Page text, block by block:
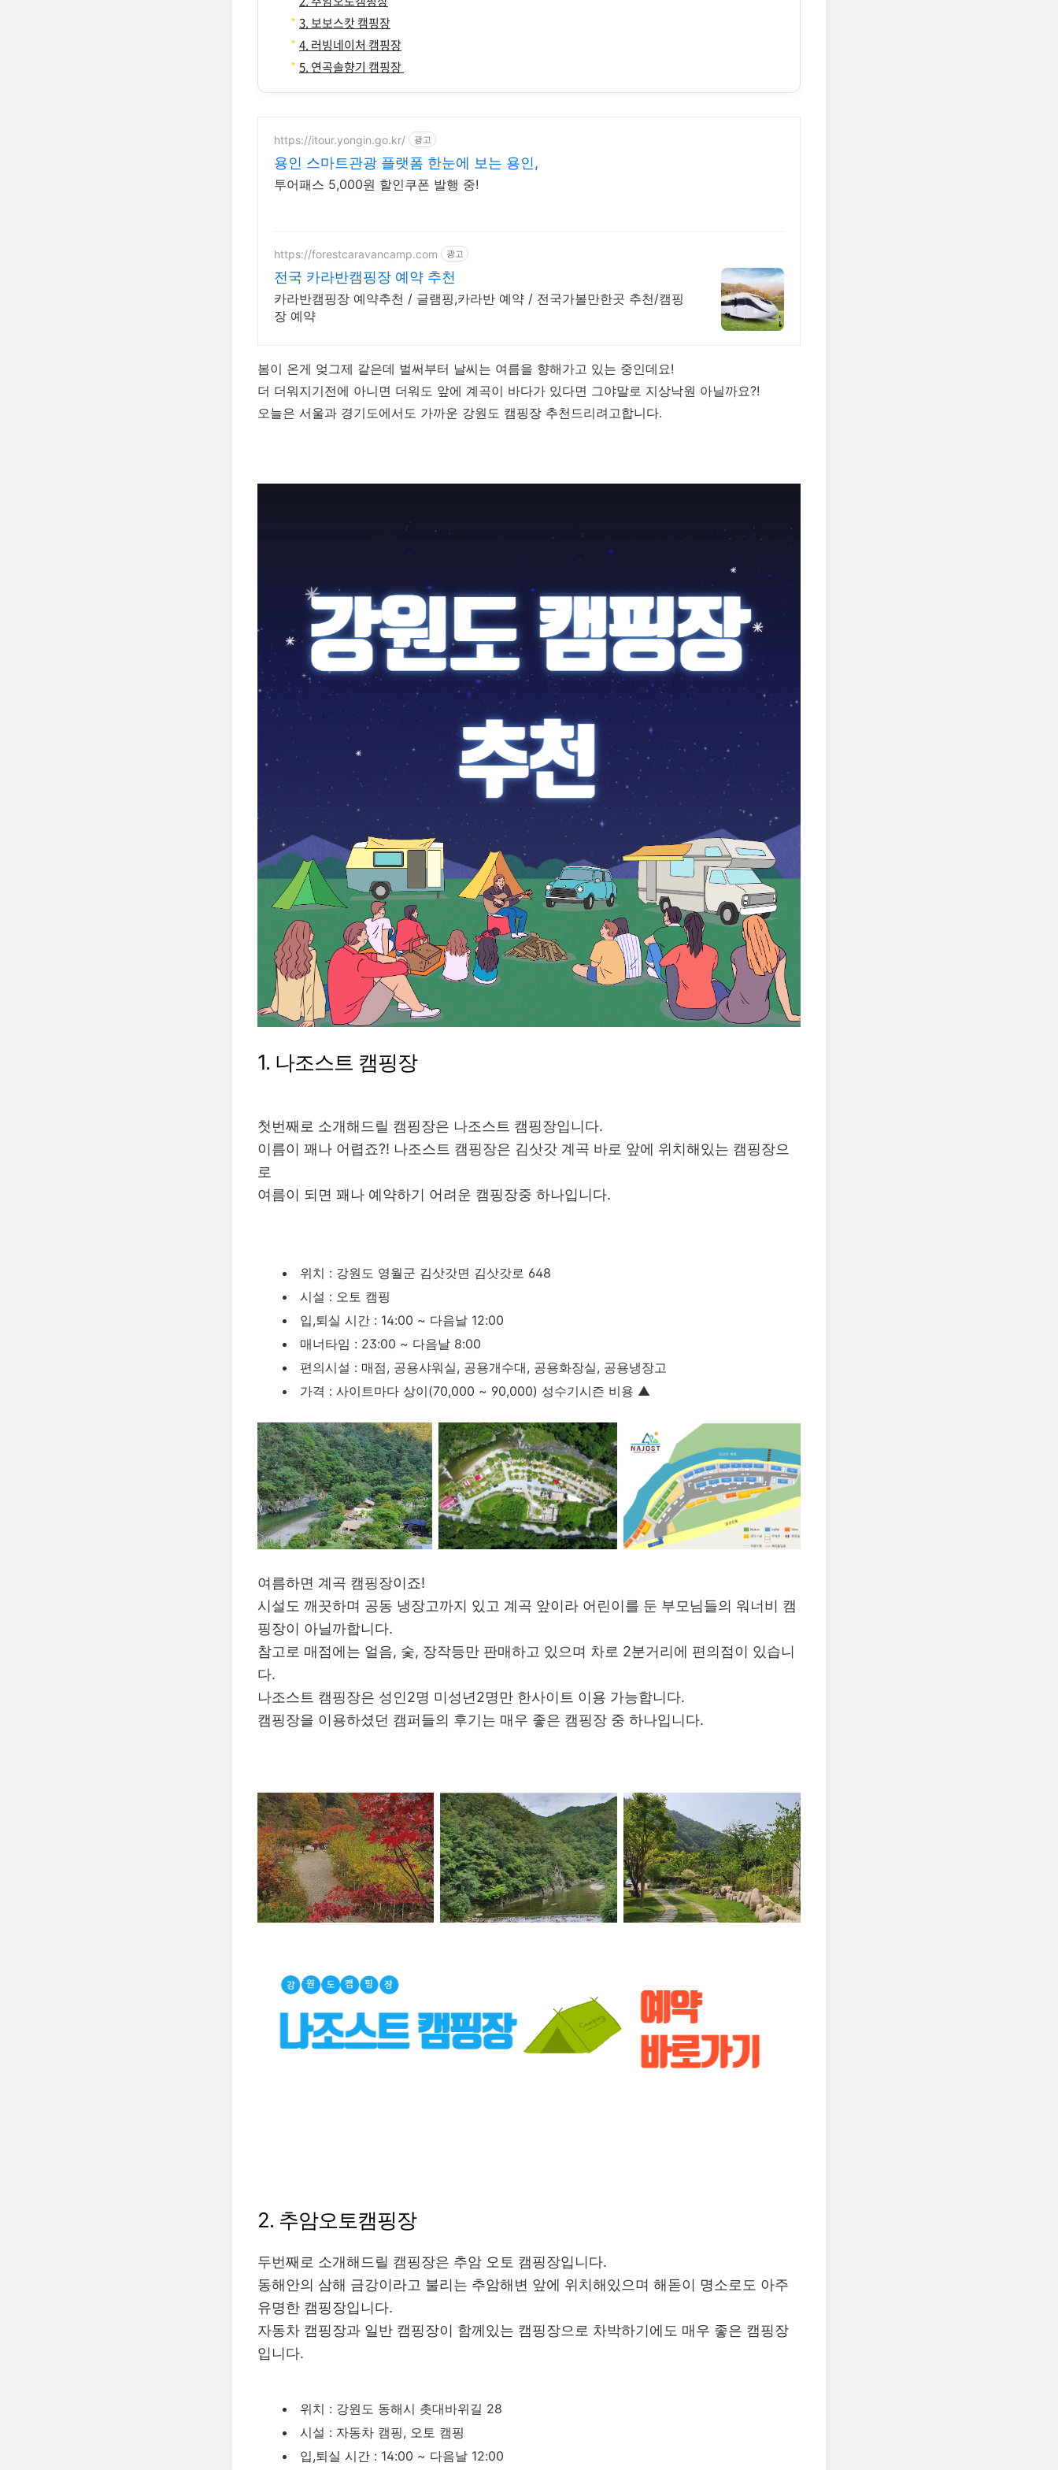
3. 보보스캇 캠핑장
4. 러빙네이처 캠핑장
5. 연곡솔향기 캠핑장
https://itour.yongin.go.kr/ 광고
용인 스마트관광 플랫폼 한눈에 보는 용인,
투어패스 5,000원 할인쿠폰 발행 중!
https://forestcaravancamp.com 광고
전국 카라반캠핑장 예약 추천
카라반캠핑장 예약추천 / 글램핑,카라반 예약 / 전국가볼만한곳 추천/캠핑
장 예약
봄이 온게 엊그제 같은데 벌써부터 날씨는 여름을 향해가고 있는 중인데요!
더 더워지기전에 아니면 더워도 앞에 계곡이 바다가 있다면 그야말로 지상낙원 아닐까요?!
오늘은 서울과 경기도에서도 가까운 강원도 캠핑장 추천드리려고합니다.
1. 나조스트 캠핑장
첫번째로 소개해드릴 캠핑장은 나조스트 캠핑장입니다.
이름이 꽤나 어렵죠?! 나조스트 캠핑장은 김삿갓 계곡 바로 앞에 위치해있는 캠핑장으
로
여름이 되면 꽤나 예약하기 어려운 캠핑장중 하나입니다.
위치 : 강원도 영월군 김삿갓면 김삿갓로 648
시설 : 오토 캠핑
입,퇴실 시간 : 14:00 ~ 다음날 12:00
매너타임 : 23:00 ~ 다음날 8:00
편의시설 : 매점, 공용샤워실, 공용개수대, 공용화장실, 공용냉장고
가격 : 사이트마다 상이(70,000 ~ 90,000) 성수기시즌 비용 ▲
여름하면 계곡 캠핑장이죠!
시설도 깨끗하며 공동 냉장고까지 있고 계곡 앞이라 어린이를 둔 부모님들의 워너비 캠
핑장이 아닐까합니다.
참고로 매점에는 얼음, 숯, 장작등만 판매하고 있으며 차로 2분거리에 편의점이 있습니
다.
나조스트 캠핑장은 성인2명 미성년2명만 한사이트 이용 가능합니다.
캠핑장을 이용하셨던 캠퍼들의 후기는 매우 좋은 캠핑장 중 하나입니다.
2. 추암오토캠핑장
두번째로 소개해드릴 캠핑장은 추암 오토 캠핑장입니다.
동해안의 삼해 금강이라고 불리는 추암해변 앞에 위치해있으며 해돋이 명소로도 아주
유명한 캠핑장입니다.
자동차 캠핑장과 일반 캠핑장이 함께있는 캠핑장으로 차박하기에도 매우 좋은 캠핑장
입니다.
위치 : 강원도 동해시 촛대바위길 28
시설 : 자동차 캠핑, 오토 캠핑
입,퇴실 시간 : 14:00 ~ 다음날 12:00